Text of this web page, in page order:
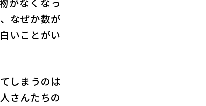
なぜか数が
いことがい
しまうのは
さんたちの